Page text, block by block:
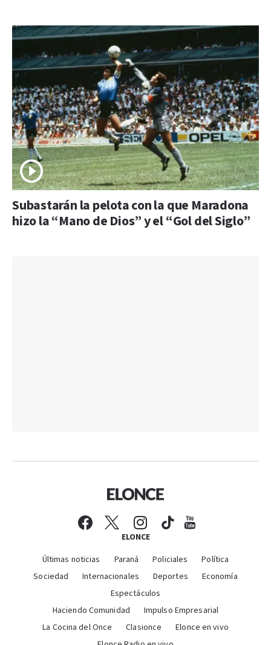
Subastarán la pelota con la que Maradona
hizo la “Mano de Dios” y el “Gol del Siglo”
ELONCE
Últimas noticias Paraná Policiales
Política
Sociedad
Internacionales Deportes
Economía
Espectáculos
Haciendo Comunidad
Impulso Empresarial
La Cocina del Once
Clasionce
Elonce en vivo